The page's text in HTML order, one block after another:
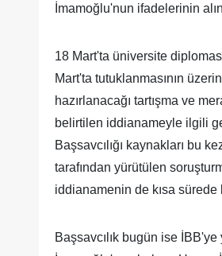
İmamoğlu'nun ifadelerinin
18 Mart'ta üniversite
Mart'ta tutuklanmasının
hazırlanacağı tartışma ve
belirtilen iddianameyle ilgili
Başsavcılığı kaynakları bu
tarafından yürütülen
iddianamenin de kısa
Başsavcılık bugün ise